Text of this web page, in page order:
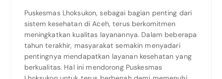
Puskesmas Lhoksukon, sebagai bagian penting dari
sistem kesehatan di Aceh, terus berkomitmen
meningkatkan kualitas layanannya. Dalam beberapa
tahun terakhir, masyarakat semakin menyadari
pentingnya mendapatkan layanan kesehatan yang
berkualitas. Hal ini mendorong Puskesmas